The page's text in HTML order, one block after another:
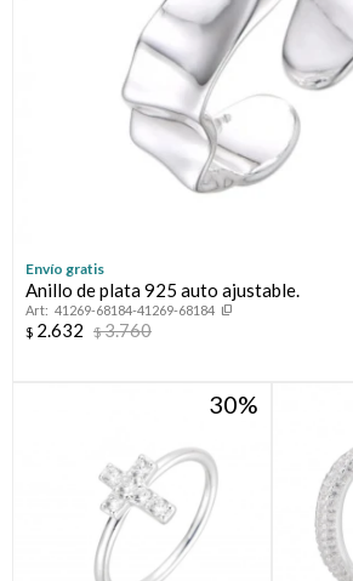
Envío gratis
Anillo de plata 925 auto ajustable.
41269-68184-41269-68184
$ 2.632 $3.760
30